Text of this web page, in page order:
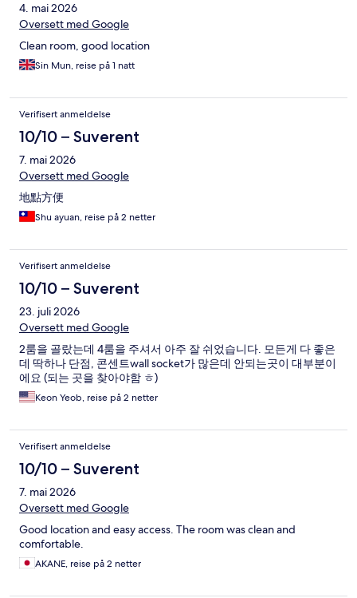
4. mai 2026
Oversett med Google
Clean room, good location
Sin Mun, reise på 1 natt
Verifisert anmeldelse
10/10 – Suverent
7. mai 2026
Oversett med Google
地點方便
Shu ayuan, reise på 2 netter
Verifisert anmeldelse
10/10 – Suverent
23. juli 2026
Oversett med Google
2룸을 골랐는데 4룸을 주셔서 아주 잘 쉬었습니다. 모든게 다 좋은
데 딱하나 단점, 콘센트wall socket가 많은데 안되는곳이 대부분이
에요 (되는 곳을 찾아야함 ㅎ)
Keon Yeob, reise på 2 netter
Verifisert anmeldelse
10/10 – Suverent
7. mai 2026
Oversett med Google
Good location and easy access. The room was clean and
comfortable.
AKANE, reise på 2 netter